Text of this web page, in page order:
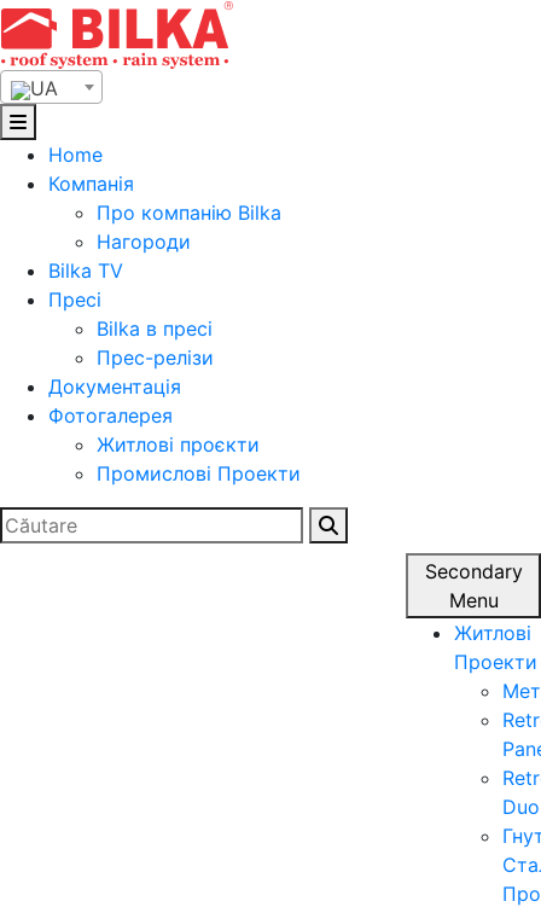
Skip
to
content
UA
Home
Компанія
Про компанію Bilka
Нагороди
Bilka TV
Пресі
Bilka в пресі
Прес-релізи
Документація
Фотогалерея
Житлові проєкти
Промислові Проекти
Search
for:
Secondary
Menu
Житлові
Проекти
Duo